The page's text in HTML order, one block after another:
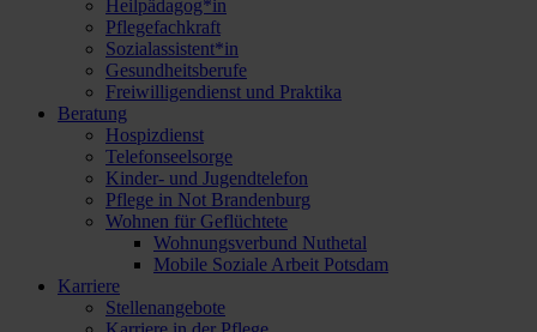
Heilpädagog*in
Pflegefachkraft
Sozialassistent*in
Gesundheitsberufe
Freiwilligendienst und Praktika
Beratung
Hospizdienst
Telefonseelsorge
Kinder- und Jugendtelefon
Pflege in Not Brandenburg
Wohnen für Geflüchtete
Wohnungsverbund Nuthetal
Mobile Soziale Arbeit Potsdam
Karriere
Stellenangebote